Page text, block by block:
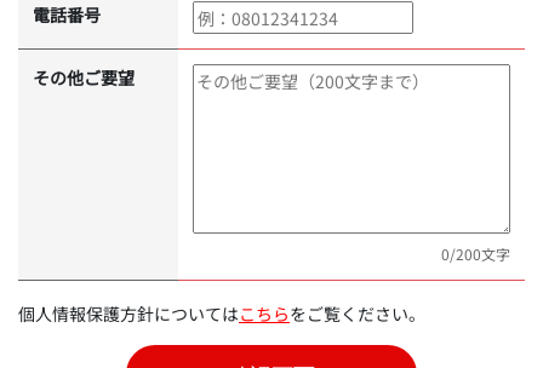
電話番号
その他ご要望
0/200文字
個人情報保護方針についてはこちらをご覧ください。